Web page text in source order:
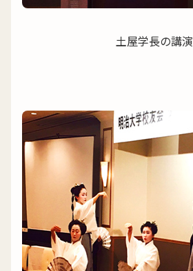
土屋学長の講演